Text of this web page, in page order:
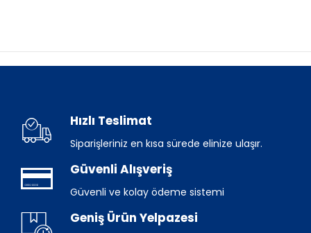
Hızlı Teslimat
Siparişleriniz en kısa sürede elinize ulaşır.
Güvenli Alışveriş
Güvenli ve kolay ödeme sistemi
Geniş Ürün Yelpazesi